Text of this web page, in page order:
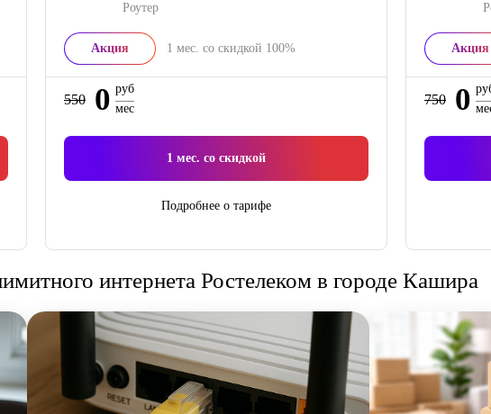
Роутер
Акция 1 мес. со скидкой 100%
550 0 руб
мес
1 мес. со скидкой
Подробнее о тарифе
Акция
750 0
интернета Ростелеком в городе Кашира